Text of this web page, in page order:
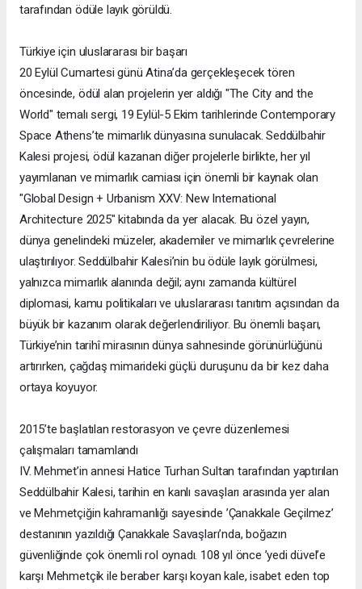
tarafından ödüle layık görüldü.
Türkiye için uluslararası bir başarı
20 Eylül Cumartesi günü Atina’da gerçekleşecek tören
öncesinde, ödül alan projelerin yer aldığı "The City and the
World" temalı sergi, 19 Eylül-5 Ekim tarihlerinde Contemporary
Space Athens’te mimarlık dünyasına sunulacak. Seddülbahir
Kalesi projesi, ödül kazanan diğer projelerle birlikte, her yıl
yayımlanan ve mimarlık camiası için önemli bir kaynak olan
"Global Design + Urbanism XXV: New International
Architecture 2025" kitabında da yer alacak. Bu özel yayın,
dünya genelindeki müzeler, akademiler ve mimarlık çevrelerine
ulaştırılıyor. Seddülbahir Kalesi’nin bu ödüle layık görülmesi,
yalnızca mimarlık alanında değil; aynı zamanda kültürel
diplomasi, kamu politikaları ve uluslararası tanıtım açısından da
büyük bir kazanım olarak değerlendiriliyor. Bu önemli başarı,
Türkiye’nin tarihî mirasının dünya sahnesinde görünürlüğünü
artırırken, çağdaş mimarideki güçlü duruşunu da bir kez daha
ortaya koyuyor.
2015’te başlatılan restorasyon ve çevre düzenlemesi
çalışmaları tamamlandı
IV. Mehmet’in annesi Hatice Turhan Sultan tarafından yaptırılan
Seddülbahir Kalesi, tarihin en kanlı savaşları arasında yer alan
ve Mehmetçiğin kahramanlığı sayesinde ’Çanakkale Geçilmez’
destanının yazıldığı Çanakkale Savaşları’nda, boğazın
güvenliğinde çok önemli rol oynadı. 108 yıl önce ’yedi düvel’e
karşı Mehmetçik ile beraber karşı koyan kale, isabet eden top